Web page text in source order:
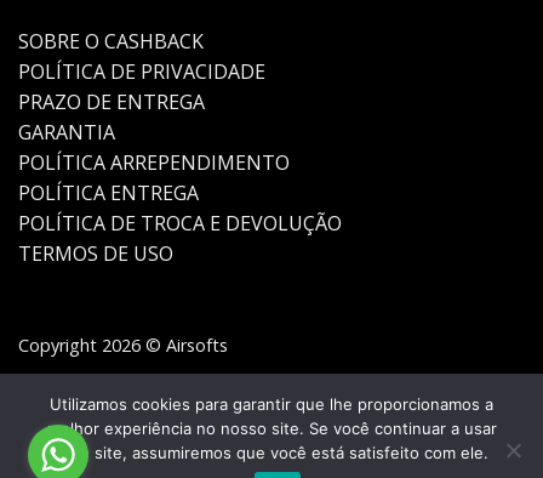
SOBRE O CASHBACK
POLÍTICA DE PRIVACIDADE
PRAZO DE ENTREGA
GARANTIA
POLÍTICA ARREPENDIMENTO
POLÍTICA ENTREGA
POLÍTICA DE TROCA E DEVOLUÇÃO
TERMOS DE USO
Copyright 2026 © Airsofts
Utilizamos cookies para garantir que lhe proporcionamos a
melhor experiência no nosso site. Se você continuar a usar
este site, assumiremos que você está satisfeito com ele.